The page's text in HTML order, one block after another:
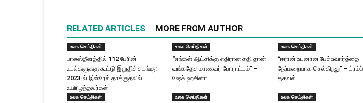
RELATED ARTICLES MORE FROM AUTHOR
உலக செய்திகள்
பாலஸ்தீனத்தில் 112 பேரின்
உடல்களுக்கு கூட்டு இறுதிச் சடங்கு:
2023-ல் இஸ்ரேல் தாக்குதலில்
உயிரிழந்தவர்கள்
உலக செய்திகள்
“எங்கள் ஆட்சிக்கு எதிரான சதி தான்
வங்கதேச மாணவர் போராட்டம்” –
ஷேக் ஹசினா
உலக செய்திகள்
“ஈரான் உடனான பேச்சுவார்த்தை
நேர்மறையாக செல்கிறது” – ட்ரம்ப்
தகவல்
உலக செய்திகள் உலக செய்திகள் உலக செய்திகள்